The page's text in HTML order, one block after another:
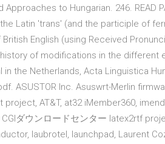
Approaches to Hungarian. 246. READ
Latin 'trans' (and the participle of
English (using Received
history of modifications in the
in the Netherlands, Acta Linguistica
ASUSTOR Inc. Asuswrt-Merlin
AT&T, at32 iMember360,
ダウンロードセンター latex2rtf
laubrotel, launchpad, Laurent